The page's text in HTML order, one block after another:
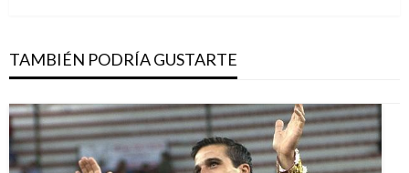
TAMBIÉN PODRÍA GUSTARTE